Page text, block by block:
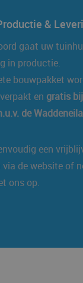
&
gaat uw
in productie.
bouwpakket
en gratis
de
een
de website of
ons op.